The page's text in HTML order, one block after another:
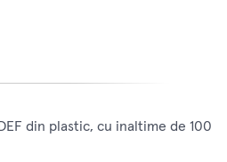
din plastic, cu inaltime de 100